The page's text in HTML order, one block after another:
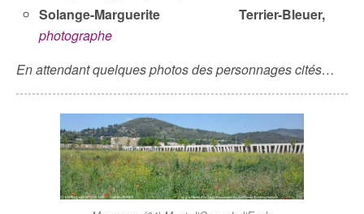
Solange-Marguerite Terrier-Bleuer,
photographe
En attendant quelques photos des personnages cités…